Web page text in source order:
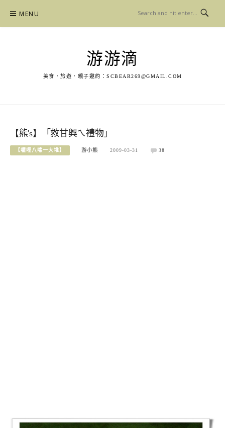
content
MENU
游游滴
美食．旅遊．親子邀約： SCBEAR269@GMAIL.COM
【熊's】「救甘興ㄟ禮物」
【囉哩八嗦一大堆】 游小熊 2009-03-31 38